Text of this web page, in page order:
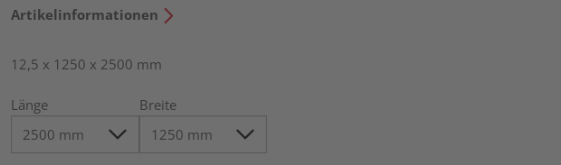
Artikelinformationen
12,5 x 1250 x 2500 mm
Länge Breite